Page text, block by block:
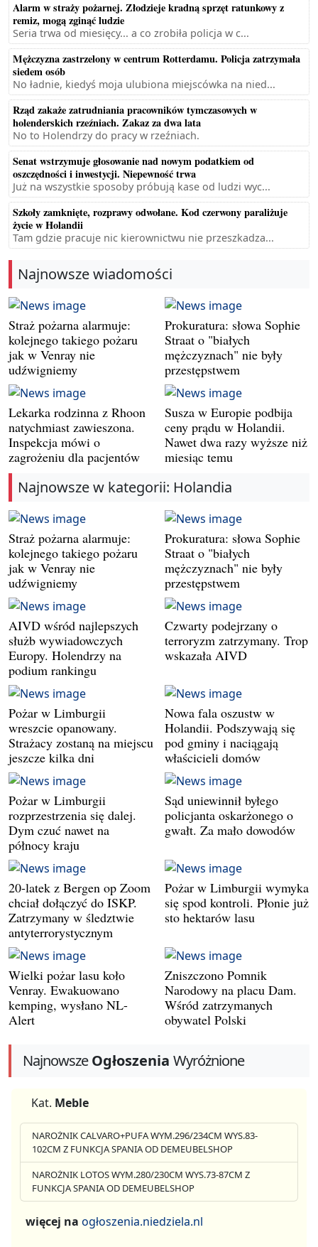
Alarm w straży pożarnej. Złodzieje kradną sprzęt ratunkowy z
remiz, mogą zginąć ludzie
Seria trwa od miesięcy... a co zrobiła policja w c...
Mężczyzna zastrzelony w centrum Rotterdamu. Policja zatrzymała
siedem osób
No ładnie, kiedyś moja ulubiona miejscówka na nied...
Rząd zakaże zatrudniania pracowników tymczasowych w
holenderskich rzeźniach. Zakaz za dwa lata
No to Holendrzy do pracy w rzeźniach.
Senat wstrzymuje głosowanie nad nowym podatkiem od
oszczędności i inwestycji. Niepewność trwa
Już na wszystkie sposoby próbują kase od ludzi wyc...
Szkoły zamknięte, rozprawy odwołane. Kod czerwony paraliżuje
życie w Holandii
Tam gdzie pracuje nic kierownictwu nie przeszkadza...
Najnowsze wiadomości
Straż pożarna alarmuje:
kolejnego takiego pożaru
jak w Venray nie
udźwigniemy
Prokuratura: słowa Sophie
Straat o "białych
mężczyznach" nie były
przestępstwem
Lekarka rodzinna z Rhoon
natychmiast zawieszona.
Inspekcja mówi o
zagrożeniu dla pacjentów
Susza w Europie podbija
ceny prądu w Holandii.
Nawet dwa razy wyższe niż
miesiąc temu
Najnowsze w kategorii: Holandia
Straż pożarna alarmuje:
kolejnego takiego pożaru
jak w Venray nie
udźwigniemy
Prokuratura: słowa Sophie
Straat o "białych
mężczyznach" nie były
przestępstwem
AIVD wśród najlepszych
służb wywiadowczych
Europy. Holendrzy na
podium rankingu
Czwarty podejrzany o
terroryzm zatrzymany. Trop
wskazała AIVD
Pożar w Limburgii
wreszcie opanowany.
Strażacy zostaną na miejscu
jeszcze kilka dni
Nowa fala oszustw w
Holandii. Podszywają się
pod gminy i naciągają
właścicieli domów
Pożar w Limburgii
rozprzestrzenia się dalej.
Dym czuć nawet na
północy kraju
Sąd uniewinnił byłego
policjanta oskarżonego o
gwałt. Za mało dowodów
20-latek z Bergen op Zoom
chciał dołączyć do ISKP.
Zatrzymany w śledztwie
antyterrorystycznym
Pożar w Limburgii wymyka
się spod kontroli. Płonie już
sto hektarów lasu
Wielki pożar lasu koło
Venray. Ewakuowano
kemping, wysłano NL-
Alert
Zniszczono Pomnik
Narodowy na placu Dam.
Wśród zatrzymanych
obywatel Polski
NajnowszeOgłoszenia Wyróżnione
Kat. Meble
NAROŻNIK CALVARO+PUFA WYM.296/234CM WYS.83-
102CM Z FUNKCJA SPANIA OD DEMEUBELSHOP
NAROŻNIK LOTOS WYM.280/230CM WYS.73-87CM Z
FUNKCJA SPANIA OD DEMEUBELSHOP
więcej na ogłoszenia.niedziela.nl